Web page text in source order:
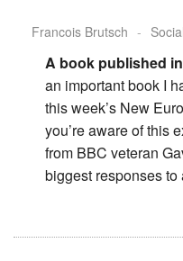
Francois Brutsch -
A book published
an important book I
this week’s New
you’re aware of this
from BBC veteran
biggest responses